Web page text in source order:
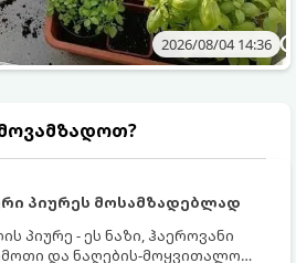
2026/08/04 14:36
პიურეს მოსამზადებლად
პიურე - ეს ნაზი, ჰაეროვანი
და ნაღების-მოყვითალო